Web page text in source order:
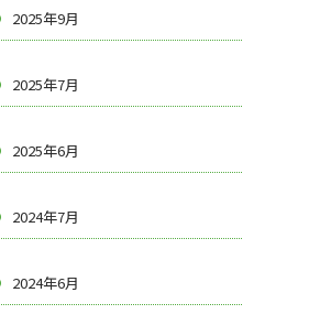
2025年9月
2025年7月
2025年6月
2024年7月
2024年6月